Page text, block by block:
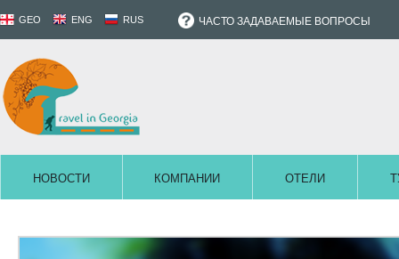
GEO ENG RUS ЧАСТО ЗАДАВАЕМЫЕ ВОПРОСЫ
НОВОСТИ КОМПАНИИ ОТЕЛИ